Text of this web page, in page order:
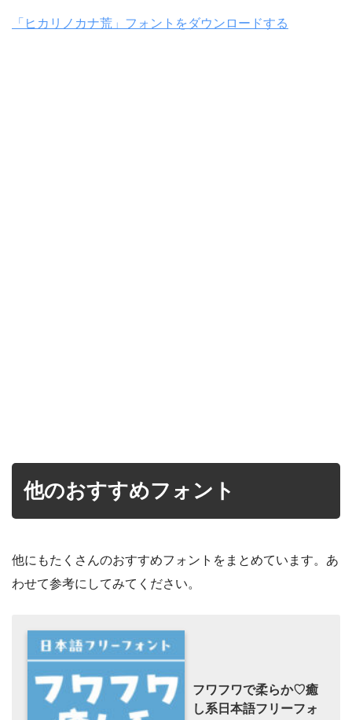
「ヒカリノカナ荒」フォントをダウンロードする
他のおすすめフォント
他にもたくさんのおすすめフォントをまとめています。あ
わせて参考にしてみてください。
フワフワで柔らか♡癒
し系日本語フリーフォ